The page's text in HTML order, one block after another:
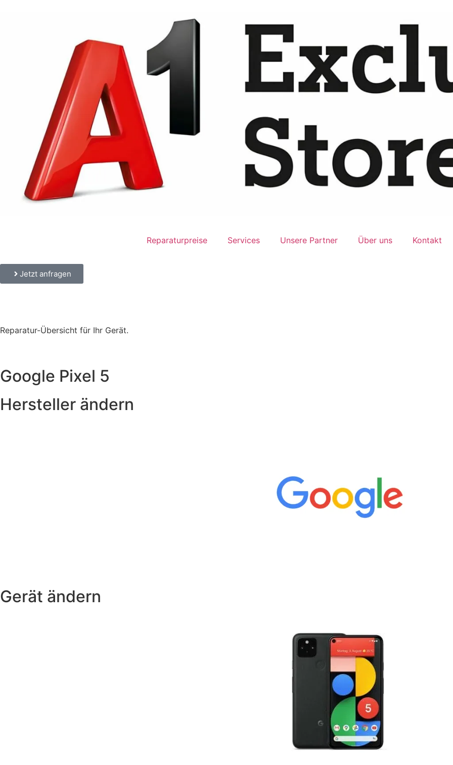
Reparaturpreise Services Unsere Partner Über uns Kontakt
Jetzt anfragen
Reparatur-Übersicht für Ihr Gerät.
Google Pixel 5
Hersteller ändern
Gerät ändern